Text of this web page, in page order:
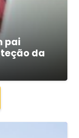
pai
da